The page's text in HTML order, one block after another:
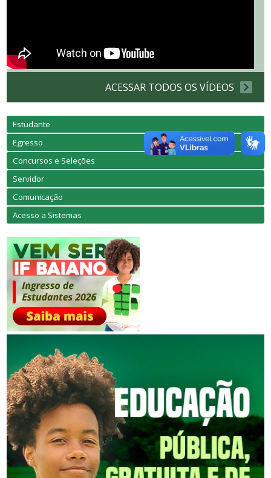
ACESSAR TODOS OS VÍDEOS
Estudante
Egresso
Concursos e Seleções
Servidor
Comunicação
Acesso a Sistemas